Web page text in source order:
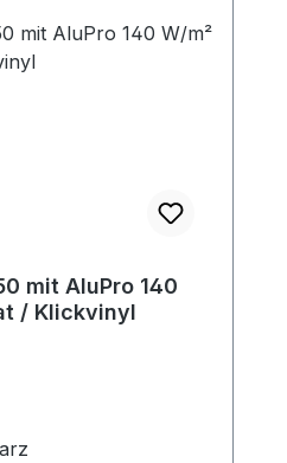
mit AluPro 140
/ Klickvinyl